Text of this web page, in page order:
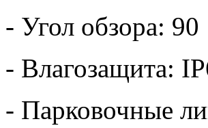
- Угол обзора: 90
- Влагозащита:
- Парковочные